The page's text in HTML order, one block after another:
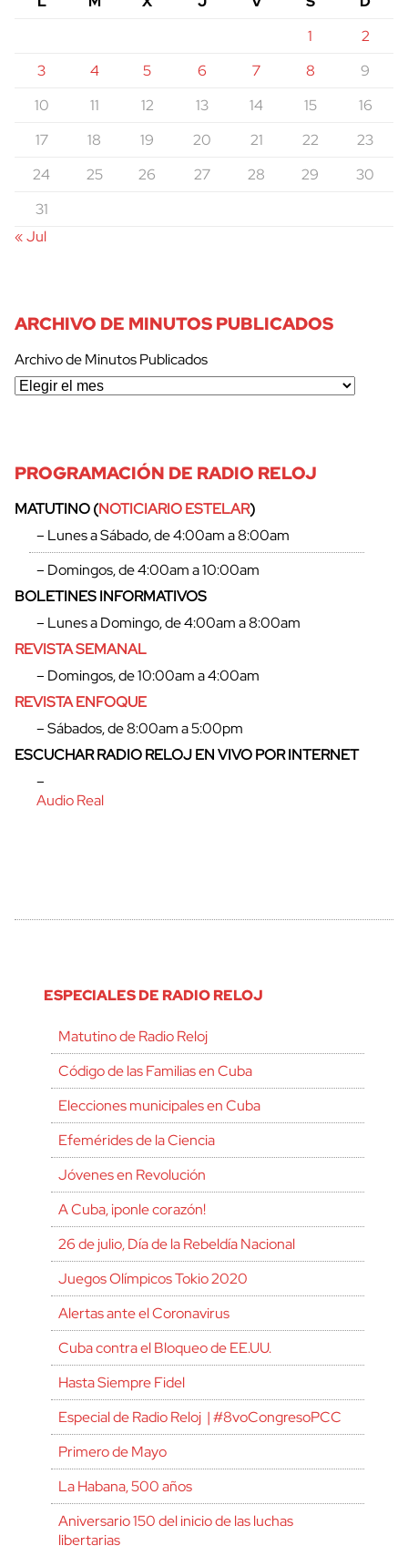
1
2
3
4 5 6 7 8
9
10
11 12 13 14 15
16
17
18 19 20 21 22
23
24
25 26 27 28 29
30
31
« Jul
ARCHIVO DE MINUTOS PUBLICADOS
Archivo de Minutos Publicados
PROGRAMACIÓN DE RADIO RELOJ
MATUTINO (NOTICIARIO ESTELAR)
– Lunes a Sábado, de 4:00am a 8:00am
– Domingos, de 4:00am a 10:00am
BOLETINES INFORMATIVOS
– Lunes a Domingo, de 4:00am a 8:00am
REVISTA SEMANAL
– Domingos, de 10:00am a 4:00am
REVISTA ENFOQUE
– Sábados, de 8:00am a 5:00pm
ESCUCHAR RADIO RELOJ EN VIVO POR INTERNET
–
Audio Real
ESPECIALES DE RADIO RELOJ
Matutino de Radio Reloj
Código de las Familias en Cuba
Elecciones municipales en Cuba
Efemérides de la Ciencia
Jóvenes en Revolución
A Cuba, ¡ponle corazón!
26 de julio, Día de la Rebeldía Nacional
Juegos Olímpicos Tokio 2020
Alertas ante el Coronavirus
Cuba contra el Bloqueo de EE.UU.
Hasta Siempre Fidel
Especial de Radio Reloj | #8voCongresoPCC
Primero de Mayo
La Habana, 500 años
Aniversario 150 del inicio de las luchas
libertarias